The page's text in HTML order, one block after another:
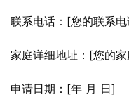
联系电话：[您的联系电
家庭详细地址：[您的
申请日期：[年 月 日]